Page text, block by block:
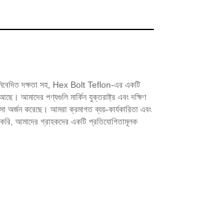
দক্ষতা সহ, Hex Bolt Teflon-এর একটি
আমাদের পণ্যগুলি মার্কিন যুক্তরাষ্ট্র এবং দক্ষিণ
অর্জন করেছে। আমরা ক্রমাগত ব্যয়-কার্যকারিতা এবং
করি, আমাদের গ্রাহকদের একটি প্রতিযোগিতামূলক